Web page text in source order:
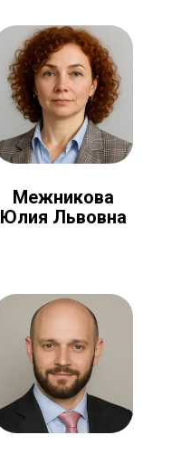
Межникова
Юлия Львовна